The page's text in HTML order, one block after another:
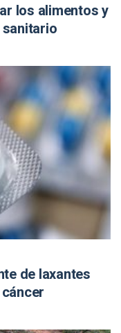
los alimentos y
de laxantes